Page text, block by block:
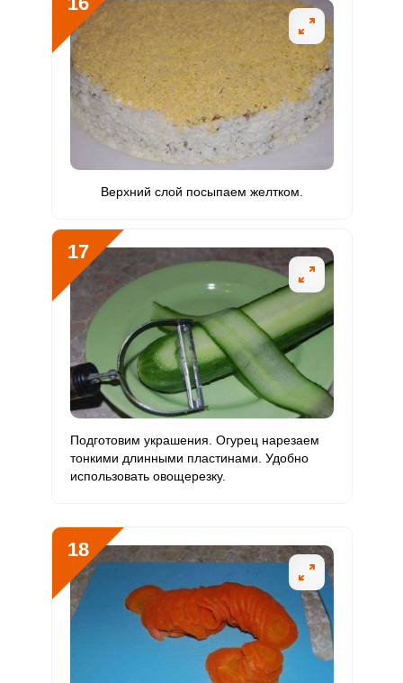
Верхний слой посыпаем желтком.
17
Подготовим украшения. Огурец нарезаем
тонкими длинными пластинами. Удобно
использовать овощерезку.
18